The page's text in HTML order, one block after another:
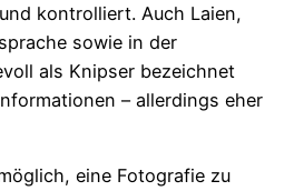
kontrolliert. Auch Laien,
sowie in der
als Knipser bezeichnet
– allerdings eher
eine Fotografie zu